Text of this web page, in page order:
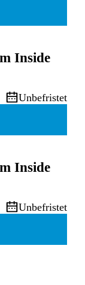
Inside
Unbefristet
Inside
Unbefristet